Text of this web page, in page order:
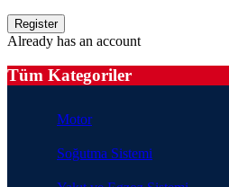
Already has an account
Tüm Kategoriler
Motor
Soğutma Sistemi